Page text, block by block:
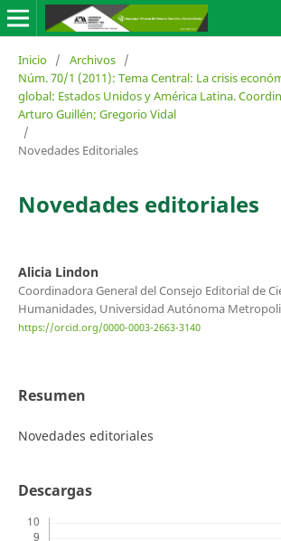
Inicio / Archivos /
Núm. 70/1 (2011): Tema Central: La crisis
global: Estados Unidos y América Latina.
Arturo Guillén; Gregorio Vidal
/
Novedades Editoriales
Novedades editoriales
Alicia Lindon
Coordinadora General del Consejo Editorial de
Humanidades, Universidad Autónoma
https://orcid.org/0000-0003-2663-3140
Resumen
Novedades editoriales
Descargas